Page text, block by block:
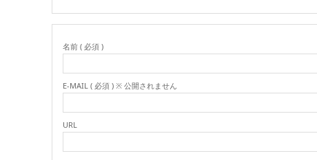
名前 ( 必須 )
E-MAIL ( 必須 ) ※ 公開されません
URL